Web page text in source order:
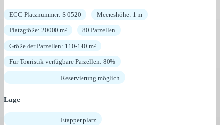
ECC-Platznummer: S 0520 Meereshöhe: 1 m
Platzgröße: 20000 m² 80 Parzellen
Größe der Parzellen: 110-140 m²
Für Touristik verfügbare Parzellen: 80%
Reservierung möglich
Lage
Etappenplatz